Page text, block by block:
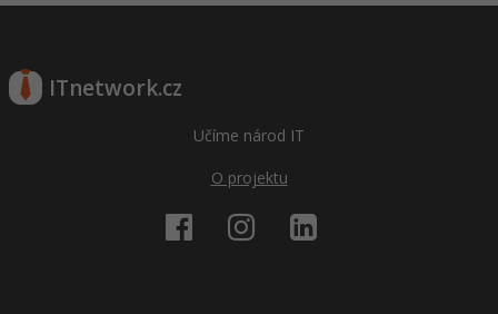
ITnetwork.cz
Učíme národ IT
O projektu